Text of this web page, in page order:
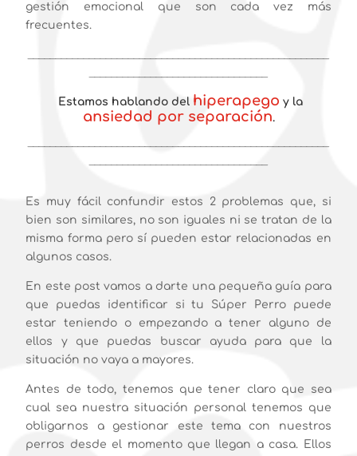
gestión emocional que son cada vez más
frecuentes.
Estamos hablando del hiperapego y la
ansiedad por separación.
Es muy fácil confundir estos 2 problemas que, si
bien son similares, no son iguales ni se tratan de la
misma forma pero sí pueden estar relacionadas en
algunos casos.
En este post vamos a darte una pequeña guía para
que puedas identificar si tu Súper Perro puede
estar teniendo o empezando a tener alguno de
ellos y que puedas buscar ayuda para que la
situación no vaya a mayores.
Antes de todo, tenemos que tener claro que sea
cual sea nuestra situación personal tenemos que
obligarnos a gestionar este tema con nuestros
perros desde el momento que llegan a casa. Ellos